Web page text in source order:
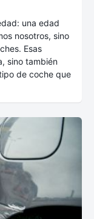
una edad
nosotros, sino
Esas
sino también
de coche que